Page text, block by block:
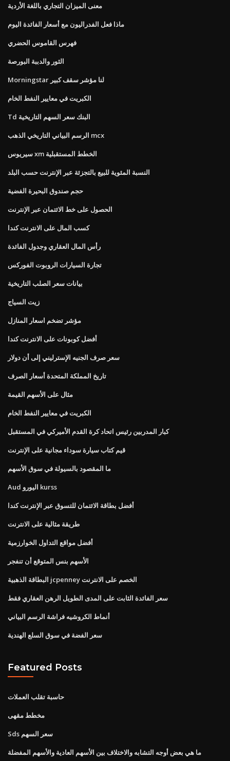
معنى الميزان التجاري باللغة الأردية
ماذا فعل الفدراليون مع أسعار الفائدة اليوم
فهرس القاموس الحضري
الثور والدببة البورصة
Morningstar لنا مؤشر سقف كبير
الكبريت في معايير النفط الخام
Td البنك سعر السهم التاريخية
الرسم البياني التاريخي الذهب mcx
سيريوس xm الخطط المستقبلية
النسبة المئوية للبيع بالتجزئة عبر الإنترنت حسب البلد
حجم صندوق البحيرة الفضية
الحصول على خط الائتمان عبر الإنترنت
كسب المال على الانترنت كندا
رأس المال العقاري وجدول الفائدة
تجارة السيارات الروبوت الفوركس
بيانات سعر الصلب التاريخية
زيت السياج
مؤشر تضخم اسعار المنازل
أفضل كوبونات على الانترنت كندا
سعر صرف الجنيه الإسترليني إلى أن دولار
تاريخ المملكة المتحدة أسعار الصرف
مثال على الأسهم القيمة
الكبريت في معايير النفط الخام
كبار المدربين رئيس اتحاد كرة القدم الأميركي في المستقبل
قيم كتاب سيارة سوداء مجانية على الإنترنت
ما المقصود بالسيولة في سوق الأسهم
Aud اليورو kurss
أفضل بطاقة الائتمان للتسوق عبر الإنترنت كندا
طريقة مثالية على الانترنت
أفضل مواقع التداول الخوارزمية
الأسهم بنس المتوقع أن تنفجر
البطاقة الذهبية jcpenney الخصم على الانترنت
سعر الفائدة الثابت على المدى الطويل الرهن العقاري فقط
أنماط الكروشيه فراشة الرسم البياني
سعر الفضة في سوق السلع الهندية
Featured Posts
حاسبة تقلب العملات
مخطط مقهى
Sds سعر السهم
ما هي بعض أوجه التشابه والاختلاف بين الأسهم العادية والأسهم المفضلة